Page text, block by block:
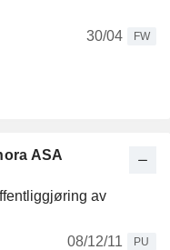
30/04
FW
ASA
av
08/12/11
PU